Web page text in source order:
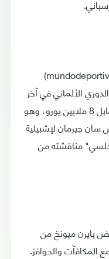
وأكدت صحيفة "موندو ديبورتيفو" (mundodeportivo)
الألماني في آخر
11 موسما- طلب التعاقد مع بونو مقابل 8 ملايين يورو، وهو
سان جيرمان لإشبيلية
مناقشته من
بايرن ميونخ من